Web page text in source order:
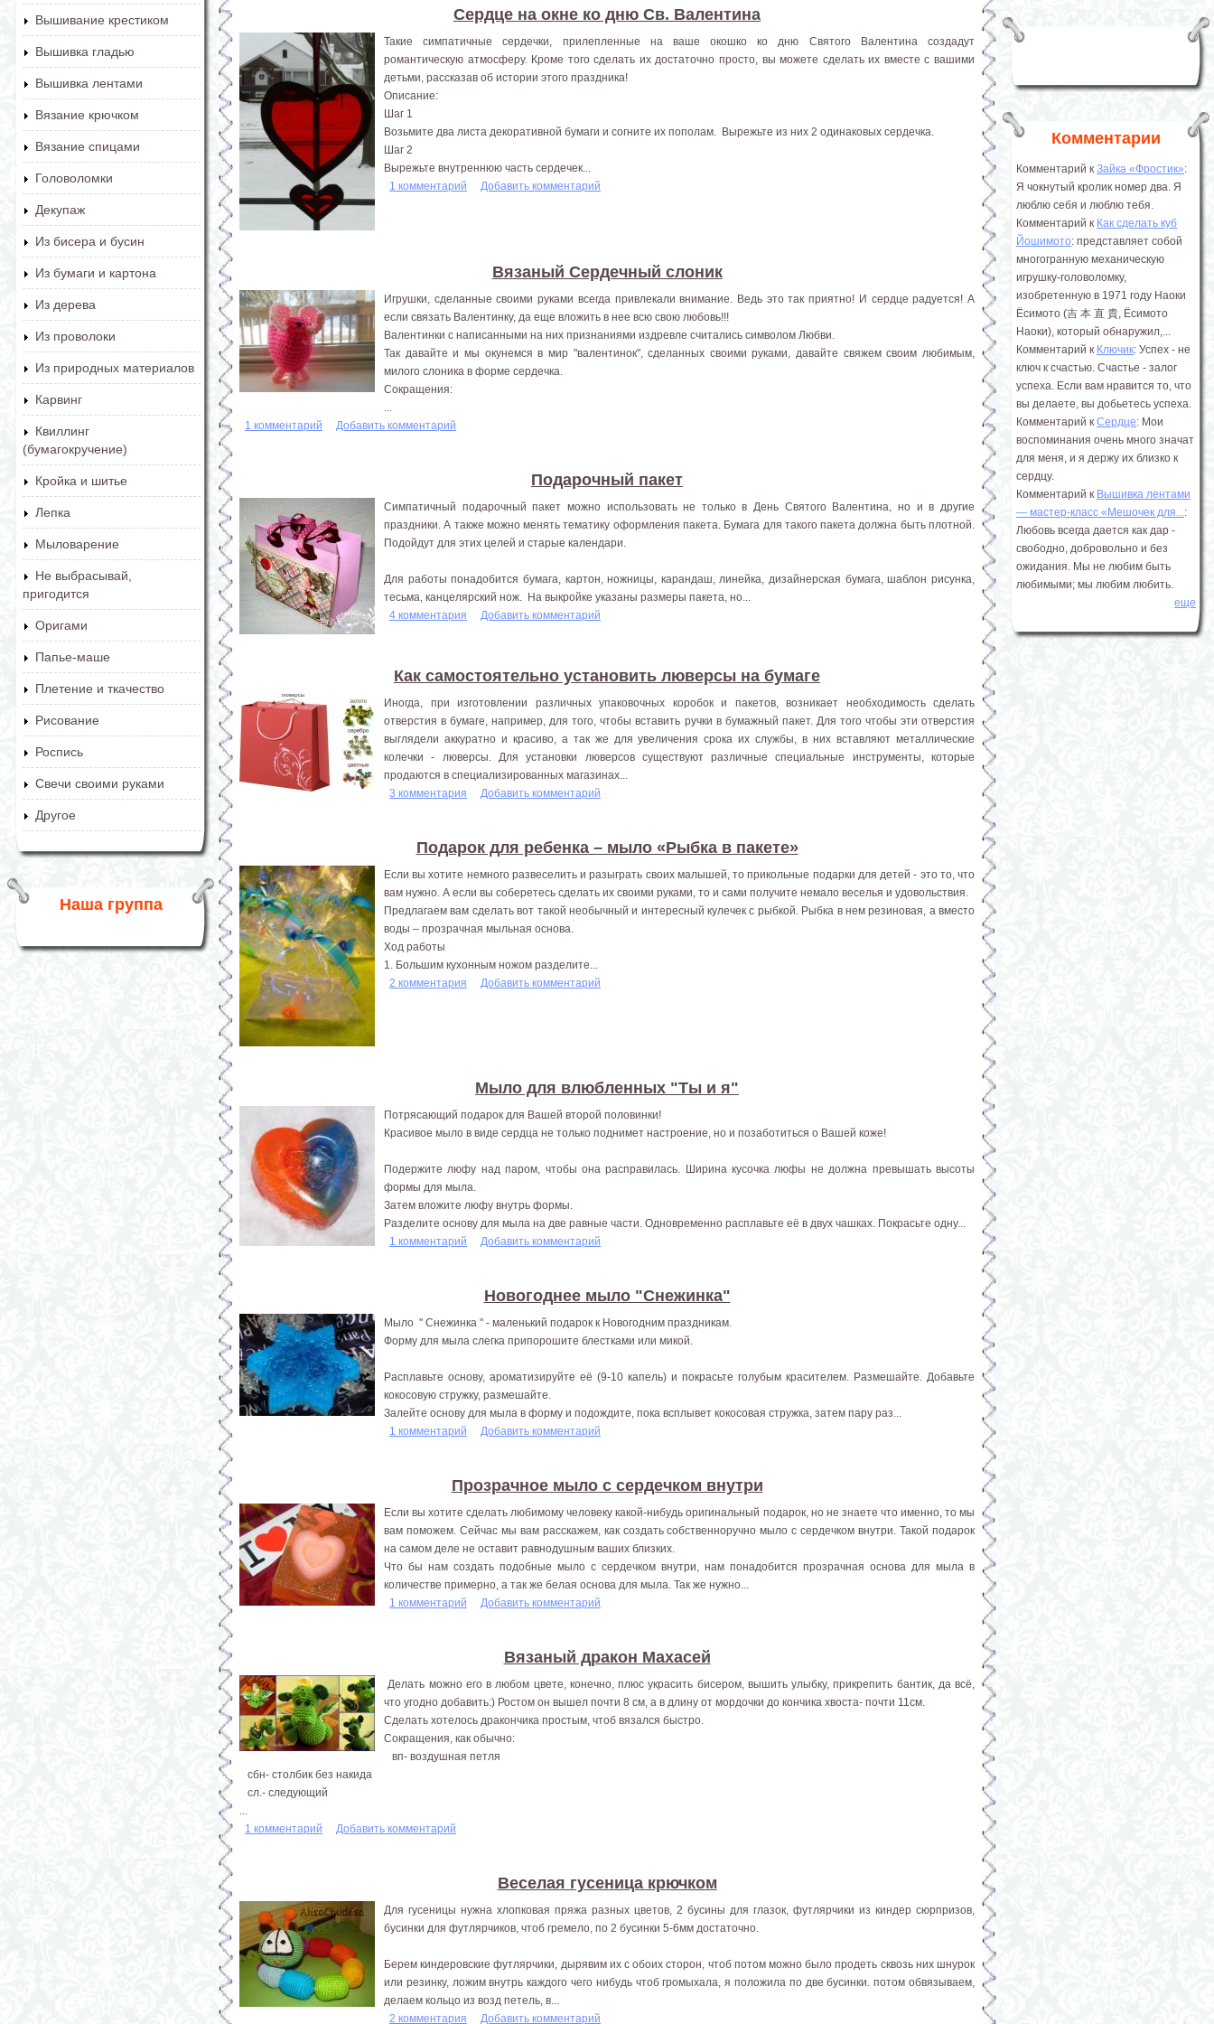
Вышивание крестиком
Вышивка гладью
Вышивка лентами
Вязание крючком
Вязание спицами
Головоломки
Декупаж
Из бисера и бусин
Из бумаги и картона
Из дерева
Из проволоки
Из природных материалов
Карвинг
Квиллинг
(бумагокручение)
Кройка и шитье
Лепка
Мыловарение
Не выбрасывай,
пригодится
Оригами
Папье-маше
Плетение и ткачество
Рисование
Роспись
Свечи своими руками
Другое
Наша группа
Сердце на окне ко дню Св. Валентина
Такие симпатичные сердечки, прилепленные на ваше окошко ко дню Святого Валентина создадут
романтическую атмосферу. Кроме того сделать их достаточно просто, вы можете сделать их вместе с вашими
детьми, рассказав об истории этого праздника!
Описание:
Шаг 1
Возьмите два листа декоративной бумаги и согните их пополам. Вырежьте из них 2 одинаковых сердечка.
Шаг 2
Вырежьте внутреннюю часть сердечек...
1 комментарий
Добавить комментарий
Вязаный Сердечный слоник
Игрушки, сделанные своими руками всегда привлекали внимание. Ведь это так приятно! И сердце радуется! А
если связать Валентинку, да еще вложить в нее всю свою любовь!!!
Валентинки с написанными на них признаниями издревле считались символом Любви.
Так давайте и мы окунемся в мир "валентинок", сделанных своими руками, давайте свяжем своим любимым,
милого слоника в форме сердечка.
Сокращения:
1 комментарий
Добавить комментарий
Подарочный пакет
Симпатичный подарочный пакет можно использовать не только в День Святого Валентина, но и в другие
праздники. А также можно менять тематику оформления пакета. Бумага для такого пакета должна быть плотной.
Подойдут для этих целей и старые календари.
Для работы понадобится бумага, картон, ножницы, карандаш, линейка, дизайнерская бумага, шаблон рисунка,
тесьма, канцелярский нож. На выкройке указаны размеры пакета, но...
4 комментария
Добавить комментарий
Как самостоятельно установить люверсы на бумаге
Иногда, при изготовлении различных упаковочных коробок и пакетов, возникает необходимость сделать
отверстия в бумаге, например, для того, чтобы вставить ручки в бумажный пакет. Для того чтобы эти отверстия
выглядели аккуратно и красиво, а так же для увеличения срока их службы, в них вставляют металлические
колечки - люверсы. Для установки люверсов существуют различные специальные инструменты, которые
продаются в специализированных магазинах...
3 комментария
Добавить комментарий
Подарок для ребенка – мыло «Рыбка в пакете»
Если вы хотите немного развеселить и разыграть своих малышей, то прикольные подарки для детей - это то, что
вам нужно. А если вы соберетесь сделать их своими руками, то и сами получите немало веселья и удовольствия.
Предлагаем вам сделать вот такой необычный и интересный кулечек с рыбкой. Рыбка в нем резиновая, а вместо
воды – прозрачная мыльная основа.
Ход работы
1. Большим кухонным ножом разделите...
2 комментария
Добавить комментарий
Мыло для влюбленных "Ты и я"
Потрясающий подарок для Вашей второй половинки!
Красивое мыло в виде сердца не только поднимет настроение, но и позаботиться о Вашей коже!
Подержите люфу над паром, чтобы она расправилась. Ширина кусочка люфы не должна превышать высоты
формы для мыла.
Затем вложите люфу внутрь формы.
Разделите основу для мыла на две равные части. Одновременно расплавьте её в двух чашках. Покрасьте одну...
1 комментарий
Добавить комментарий
Новогоднее мыло "Снежинка"
Мыло " Снежинка " - маленький подарок к Новогодним праздникам.
Форму для мыла слегка припорошите блестками или микой.
Расплавьте основу, ароматизируйте её (9-10 капель) и покрасьте голубым красителем. Размешайте. Добавьте
кокосовую стружку, размешайте.
Залейте основу для мыла в форму и подождите, пока всплывет кокосовая стружка, затем пару раз...
1 комментарий
Добавить комментарий
Прозрачное мыло с сердечком внутри
Если вы хотите сделать любимому человеку какой-нибудь оригинальный подарок, но не знаете что именно, то мы
вам поможем. Сейчас мы вам расскажем, как создать собственноручно мыло с сердечком внутри. Такой подарок
на самом деле не оставит равнодушным ваших близких.
Что бы нам создать подобные мыло с сердечком внутри, нам понадобится прозрачная основа для мыла в
количестве примерно, а так же белая основа для мыла. Так же нужно...
1 комментарий
Добавить комментарий
Вязаный дракон Махасей
Делать можно его в любом цвете, конечно, плюс украсить бисером, вышить улыбку, прикрепить бантик, да всё,
что угодно добавить:) Ростом он вышел почти 8 см, а в длину от мордочки до кончика хвоста- почти 11см.
Сделать хотелось дракончика простым, чтоб вязался быстро.
Сокращения, как обычно:
вп- воздушная петля
сбн- столбик без накида
сл.- следующий
1 комментарий
Добавить комментарий
Веселая гусеница крючком
Для гусеницы нужна хлопковая пряжа разных цветов, 2 бусины для глазок, футлярчики из киндер сюрпризов,
бусинки для футлярчиков, чтоб гремело, по 2 бусинки 5-6мм достаточно.
Берем киндеровские футлярчики, дырявим их с обоих сторон, чтоб потом можно было продеть сквозь них шнурок
или резинку, ложим внутрь каждого чего нибудь чтоб громыхала, я положила по две бусинки. потом обвязываем,
делаем кольцо из возд петель, в...
2 комментария
Добавить комментарий
Комментарии
Комментарий к Зайка «Фростик»:
Я чокнутый кролик номер два. Я
люблю себя и люблю тебя.
Комментарий к Как сделать куб
Йошимото: представляет собой
многогранную механическую
игрушку-головоломку,
изобретенную в 1971 году Наоки
Ёсимото (吉 本 直 貴, Ёсимото
Наоки), который обнаружил,...
Комментарий к Ключик: Успех - не
ключ к счастью. Счастье - залог
успеха. Если вам нравится то, что
вы делаете, вы добьетесь успеха.
Комментарий к Сердце: Мои
воспоминания очень много значат
для меня, и я держу их близко к
сердцу.
Комментарий к Вышивка лентами
― мастер-класс «Мешочек для...:
Любовь всегда дается как дар -
свободно, добровольно и без
ожидания. Мы не любим быть
любимыми; мы любим любить.
еще